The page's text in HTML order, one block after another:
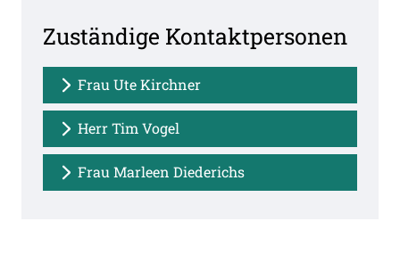
Zuständige Kontaktpersonen
Frau Ute Kirchner
Herr Tim Vogel
Frau Marleen Diederichs